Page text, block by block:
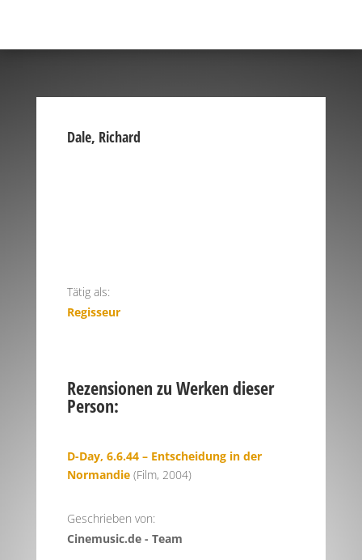
Dale, Richard
Tätig als:
Regisseur
Rezensionen zu Werken dieser
Person:
D-Day, 6.6.44 – Entscheidung in der
Normandie(Film, 2004)
Geschrieben von:
Cinemusic.de - Team